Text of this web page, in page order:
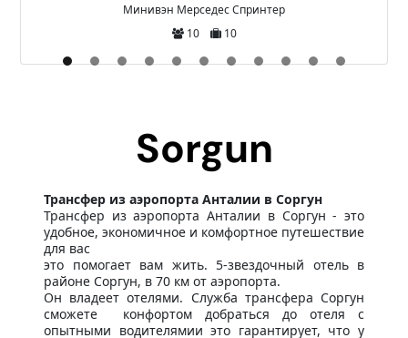
Мерседес Спринтер, Исузу или Бирюза
25
Sorgun
Трансфер из аэропорта Анталии в Соргун
Трансфер из аэропорта Анталии в Соргун - это
удобное, экономичное и комфортное путешествие
для вас
это помогает вам жить. 5-звездочный отель в
районе Соргун, в 70 км от аэропорта.
Он владеет отелями. Служба трансфера Соргун
сможете конфортом добраться до отеля с
опытными водителямии это гарантирует, что у